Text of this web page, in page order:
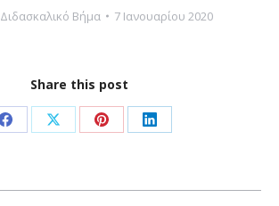
Διδασκαλικό Βήμα 7 Ιανουαρίου 2020
Share this post
Share
Facebook
Share
X
Share
Pinterest
Share
LinkedIn